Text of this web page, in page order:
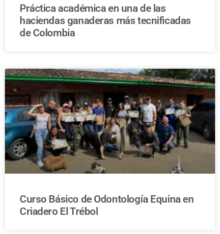
Práctica académica en una de las
haciendas ganaderas más tecnificadas
de Colombia
Curso Básico de Odontología Equina en
Criadero El Trébol